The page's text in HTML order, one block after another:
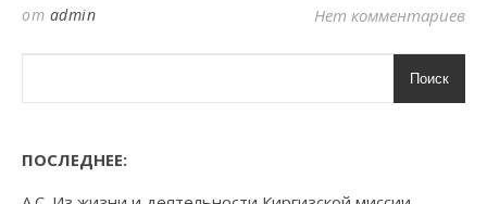
от admin Нет комментариев
Поиск
ПОСЛЕДНЕЕ: